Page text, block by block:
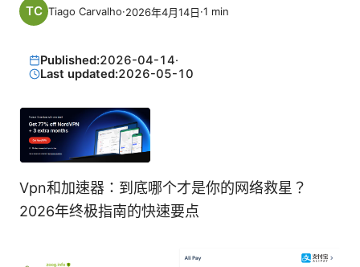
Tiago Carvalho·2026年4月14日·1 min
Published:2026-04-14·
Last updated:2026-05-10
Vpn和加速器：到底哪个才是你的网络救星？
2026年终极指南的快速要点